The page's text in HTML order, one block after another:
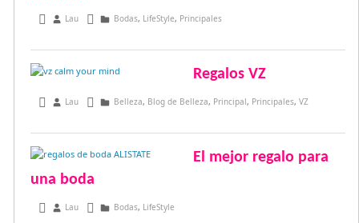
febrero 17, 2017
Lau Bodas, LifeStyle, Principales
Regalos VZ
febrero 12, 2017
Lau Belleza, Blog de Belleza, Principal, Principales, VZ
El mejor regalo para
una boda
enero 12, 2017
Lau Bodas, LifeStyle